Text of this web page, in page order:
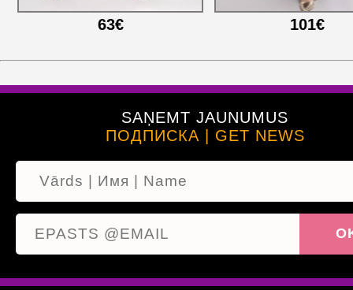
63€ 101€
SAŅEMT JAUNUMUS
ПОДПИСКА | GET NEWS